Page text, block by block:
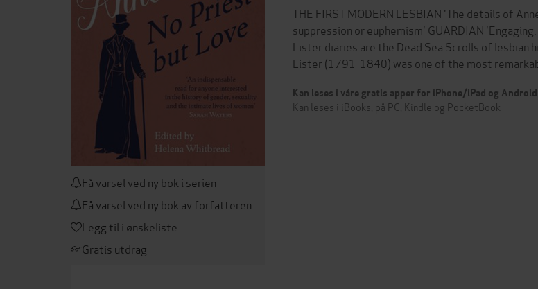
Få varsel ved ny bok i serien
Få varsel ved ny bok av forfatteren
Legg til i ønskeliste
Gratis utdrag
THE FIRST MODERN LESBIAN 'The details of
suppression or euphemism' GUARDIAN
Lister diaries are the Dead Sea Scrolls of lesbian
Lister (1791-1840) was one of the most
Kan leses i våre gratis apper for iPhone/iPad og
Kan leses i iBooks, på PC, Kindle og PocketBook